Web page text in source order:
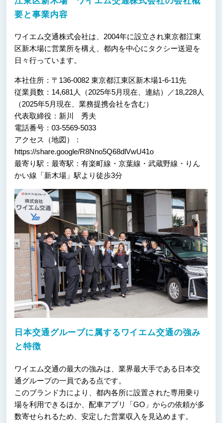
要と事業内容
ワイエム交通株式会社は、2004年に設立され東京都江東
区新木場に営業所を構え、都内を中心にタクシー送迎を
日々行っています。
本社住所：〒136-0082 東京都江東区新木場1-6-11先
従業員数：14,681人（2025年5月現在、連結）／18,228人
（2025年5月現在、業務提携会社を含む）
代表取締役：新川 秀夫
電話番号：03-5569-5033
アクセス（地図）：
https://share.google/R8Nno5Q68dlVwU41o
最寄り駅：最寄駅：有楽町線・京葉線・武蔵野線・りん
かい線「新木場」駅より徒歩3分
日本交通グループに属するワイエム交通の強み
と特徴
ワイエム交通の最大の強みは、業界最大手である日本交
通グループの一員である点です。
このブランド力により、都内各所に設置された専用乗り
場を利用できるほか、配車アプリ「GO」からの依頼が多
数寄せられるため、安定した営業収入を見込めます。